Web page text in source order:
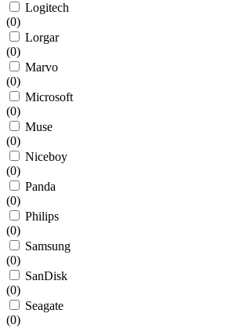
Logitech
(0)
Lorgar
(0)
Marvo
(0)
Microsoft
(0)
Muse
(0)
Niceboy
(0)
Panda
(0)
Philips
(0)
Samsung
(0)
SanDisk
(0)
Seagate
(0)